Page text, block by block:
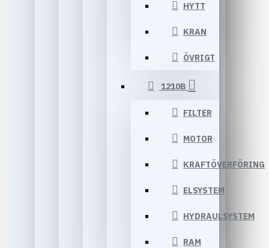
HYTT
KRAN
ÖVRIGT
1210B
FILTER
MOTOR
KRAFTÖVERFÖRING
ELSYSTEM
HYDRAULSYSTEM
RAM